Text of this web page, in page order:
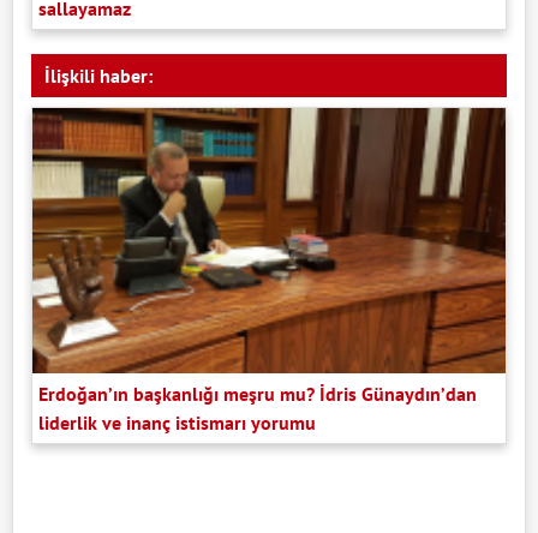
sallayamaz
İlişkili haber:
Erdoğan’ın başkanlığı meşru mu? İdris Günaydın’dan
liderlik ve inanç istismarı yorumu